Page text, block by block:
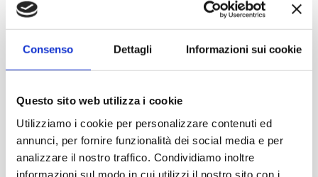
Consenso Dettagli Informazioni sui cookie
Questo sito web utilizza i cookie
Utilizziamo i cookie per personalizzare contenuti ed
annunci, per fornire funzionalità dei social media e per
analizzare il nostro traffico. Condividiamo inoltre
informazioni sul modo in cui utilizzi il nostro sito con i